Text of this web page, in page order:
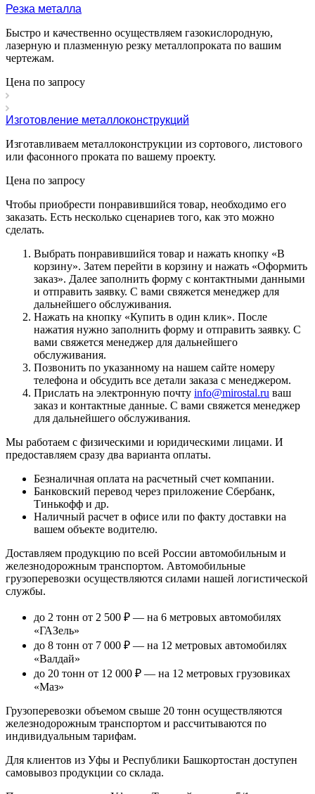
Резка металла
Быстро и качественно осуществляем газокислородную,
лазерную и плазменную резку металлопроката по вашим
чертежам.
Цена по запросу
Изготовление металлоконструкций
Изготавливаем металлоконструкции из сортового, листового
или фасонного проката по вашему проекту.
Цена по запросу
Чтобы приобрести понравившийся товар, необходимо его
заказать. Есть несколько сценариев того, как это можно
сделать.
Выбрать понравившийся товар и нажать кнопку «В
корзину». Затем перейти в корзину и нажать «Оформить
заказ». Далее заполнить форму с контактными данными
и отправить заявку. С вами свяжется менеджер для
дальнейшего обслуживания.
Нажать на кнопку «Купить в один клик». После
нажатия нужно заполнить форму и отправить заявку. С
вами свяжется менеджер для дальнейшего
обслуживания.
Позвонить по указанному на нашем сайте номеру
телефона и обсудить все детали заказа с менеджером.
Прислать на электронную почту info@mirostal.ru ваш
заказ и контактные данные. С вами свяжется менеджер
для дальнейшего обслуживания.
Мы работаем с физическими и юридическими лицами. И
предоставляем сразу два варианта оплаты.
Безналичная оплата на расчетный счет компании.
Банковский перевод через приложение Сбербанк,
Тинькофф и др.
Наличный расчет в офисе или по факту доставки на
вашем объекте водителю.
Доставляем продукцию по всей России автомобильным и
железнодорожным транспортом. Автомобильные
грузоперевозки осуществляются силами нашей логистической
службы.
до 2 тонн от 2 500 ₽ — на 6 метровых автомобилях
«ГАЗель»
до 8 тонн от 7 000 ₽ — на 12 метровых автомобилях
«Валдай»
до 20 тонн от 12 000 ₽ — на 12 метровых грузовиках
«Маз»
Грузоперевозки объемом свыше 20 тонн осуществляются
железнодорожным транспортом и рассчитываются по
индивидуальным тарифам.
Для клиентов из Уфы и Республики Башкортостан доступен
самовывоз продукции со склада.